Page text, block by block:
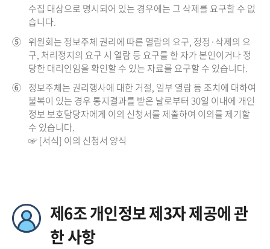
수집 대상으로 명시되어 있는 경우에는 그 삭제를 요구할 수 없
습니다.
⑤ 위원회는 정보주체 권리에 따른 열람의 요구, 정정·삭제의 요
구, 처리정지의 요구 시 열람 등 요구를 한 자가 본인이거나 정
당한 대리인임을 확인할 수 있는 자료를 요구할 수 있습니다.
⑥ 정보주체는 권리행사에 대한 거절, 일부 열람 등 조치에 대하여
불복이 있는 경우 통지결과를 받은 날로부터 30일 이내에 개인
정보 보호담당자에게 이의 신청서를 제출하여 이의를 제기할
수 있습니다.
☞ [서식] 이의 신청서 양식
제6조 개인정보 제3자 제공에 관
한 사항